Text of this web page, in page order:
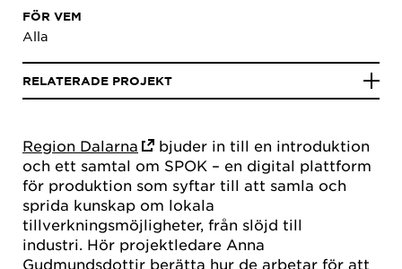
Region Dalarna
bjuder in till en introduktion
och ett samtal om SPOK – en digital plattform
för produktion som syftar till att samla och
sprida kunskap om lokala
tillverkningsmöjligheter, från slöjd till
industri. Hör projektledare Anna
Gudmundsdottir berätta hur de arbetar för att
FÖR VEM
Alla
RELATERADE PROJEKT